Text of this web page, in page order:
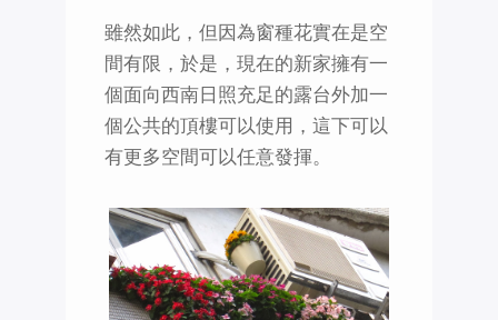
雖然如此，但因為窗種花實在是空
間有限，於是，現在的新家擁有一
個面向西南日照充足的露台外加一
個公共的頂樓可以使用，這下可以
有更多空間可以任意發揮。